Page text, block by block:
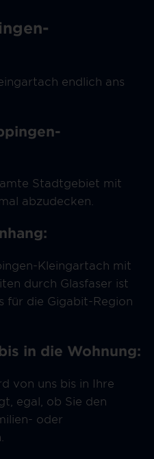
endlich ans
Stadtgebiet mit
abzudecken.
Kleingartach mit
durch Glasfaser ist
für die Gigabit-Region
in die Wohnung:
von uns bis in Ihre
egal, ob Sie den
oder